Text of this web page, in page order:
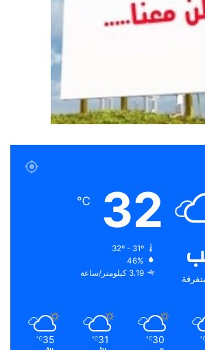
32
℃
32º - 31º
46%
3.19 كيلومتر/ساعة
30
℃
31
℃
35
℃